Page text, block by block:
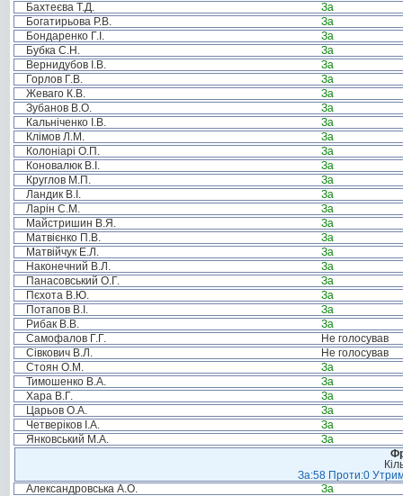
Бахтеєва Т.Д.
За
Богатирьова Р.В.
За
Бондаренко Г.І.
За
Бубка С.Н.
За
Вернидубов І.В.
За
Горлов Г.В.
За
Жеваго К.В.
За
Зубанов В.О.
За
Кальніченко І.В.
За
Клімов Л.М.
За
Колоніарі О.П.
За
Коновалюк В.І.
За
Круглов М.П.
За
Ландик В.І.
За
Ларін С.М.
За
Майстришин В.Я.
За
Матвієнко П.В.
За
Матвійчук Е.Л.
За
Наконечний В.Л.
За
Панасовський О.Г.
За
Пєхота В.Ю.
За
Потапов В.І.
За
Рибак В.В.
За
Самофалов Г.Г.
Не голосував
Сівкович В.Л.
Не голосував
Стоян О.М.
За
Тимошенко В.А.
За
Хара В.Г.
За
Царьов О.А.
За
Четверіков І.А.
За
Янковський М.А.
За
За:58 Проти:0
Александровська А.О.
За